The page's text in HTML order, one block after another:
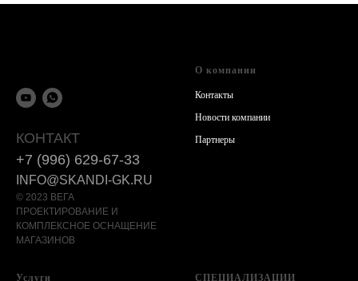
КОНТАКТ
+7 (996) 629-67-33
INFO@SKANDI-GK.RU
© 2023 ВЕГА
ПРОЕКТИРОВАНИЕ И
КОМПЛЕКСНОЕ ОСНАЩЕНИЕ
МАГАЗИНОВ
О компании
Контакты
Новости компании
Партнеры
Услуги СПЕЦИАЛИЗАЦИИ